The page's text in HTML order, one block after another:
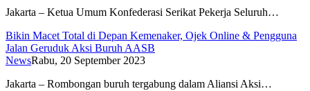
Jakarta – Ketua Umum Konfederasi Serikat Pekerja Seluruh…
Bikin Macet Total di Depan Kemenaker, Ojek Online & Pengguna
Jalan Geruduk Aksi Buruh AASB
NewsRabu, 20 September 2023
Jakarta – Rombongan buruh tergabung dalam Aliansi Aksi…